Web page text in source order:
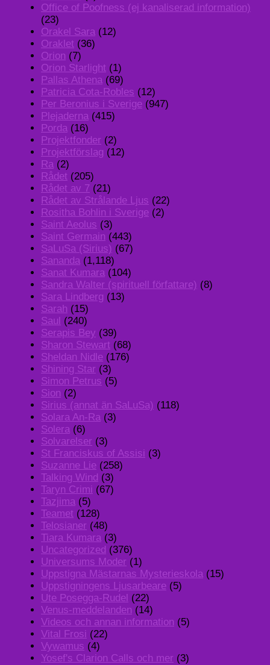
Office of Poofness (ej kanaliserad information)
(23)
Orakel Sara (12)
Oraklet (36)
Orion (7)
Orion Starlight (1)
Pallas Athena (69)
Patricia Cota-Robles (12)
Per Beronius i Sverige (947)
Plejaderna (415)
Porda (16)
Projektfonder (2)
Projektförslag (12)
Ra (2)
Rådet (205)
Rådet av 7 (21)
Rådet av Strålande Ljus (22)
Rositha Bohlin i Sverige (2)
Saint Aeolus (3)
Saint Germain (443)
SaLuSa (Sirius) (67)
Sananda (1,118)
Sanat Kumara (104)
Sandra Walter (spirituell författare) (8)
Sara Lindberg (13)
Sarah (15)
Saul (240)
Serapis Bey (39)
Sharon Stewart (68)
Sheldan Nidle (176)
Shining Star (3)
Simon Petrus (5)
Sion (2)
Sirius (annat än SaLuSa) (118)
Solara An-Ra (3)
Solera (6)
Solvarelser (3)
St Franciskus of Assisi (3)
Suzanne Lie (258)
Talking Wind (3)
Taryn Crimi (67)
Tazjima (5)
Teamet (128)
Telosianer (48)
Tiara Kumara (3)
Uncategorized (376)
Universums Moder (1)
Uppstigna Mästarnas Mysterieskola (15)
Uppstigningens Ljusarbeare (5)
Ute Posegga-Rudel (22)
Venus-meddelanden (14)
Videos och annan information (5)
Vital Frosi (22)
Vywamus (4)
Yosef's Clarion Calls och mer (3)